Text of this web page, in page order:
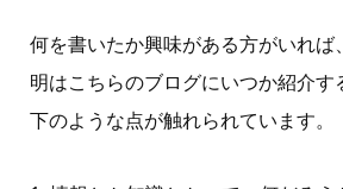
何を書いたか興味がある方がいれば
明はこちらのブログにいつか紹介す
下のような点が触れられています。